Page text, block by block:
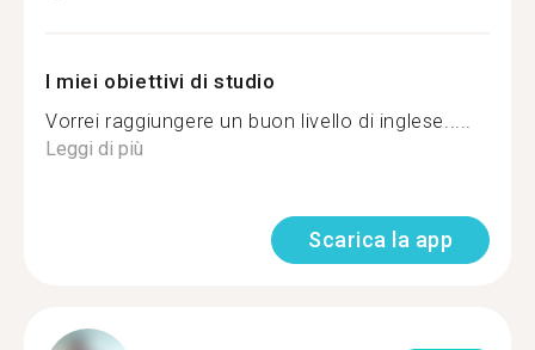
I miei obiettivi di studio
Vorrei raggiungere un buon livello di inglese.....
Leggi di più
Scarica la app